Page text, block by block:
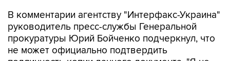
В комментарии агентству "Интерфакс-Украина"
руководитель пресс-службы Генеральной
прокуратуры Юрий Бойченко подчеркнул, что
не может официально подтвердить